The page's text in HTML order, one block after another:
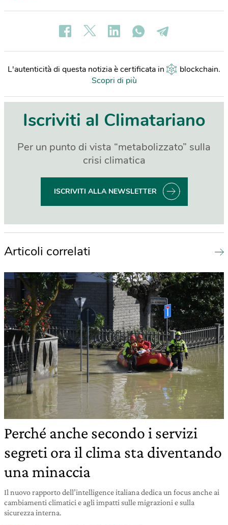
L'autenticità di questa notizia è certificata in blockchain.
Scopri di più
Iscriviti al Climatariano
Per un punto di vista “metabolizzato” sulla
crisi climatica
ISCRIVITI ALLA NEWSLETTER
Articoli correlati
Perché anche secondo i servizi
segreti ora il clima sta diventando
una minaccia
Il nuovo rapporto dell’intelligence italiana dedica un focus anche ai
cambiamenti climatici e agli impatti sulle migrazioni e sulla
sicurezza interna.